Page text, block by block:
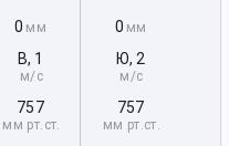
0 мм
В, 1
м/с
757
мм рт.ст.
0 мм
Ю, 2
м/с
757
мм рт.ст.